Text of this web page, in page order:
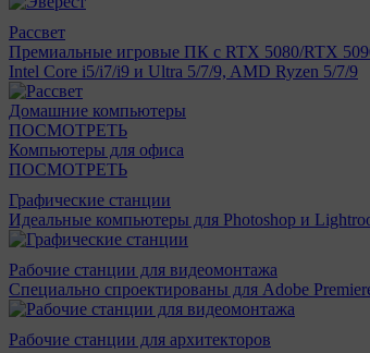
Рассвет
Премиальные игровые ПК с RTX 5080/RTX
Intel Core i5/i7/i9 и Ultra 5/7/9, AMD Ryzen 5/7/9
Домашние компьютеры
ПОСМОТРЕТЬ
Компьютеры для офиса
ПОСМОТРЕТЬ
Графические станции
Идеальные компьютеры для Photoshop и
Рабочие станции для видеомонтажа
Специально спроектированы для Adobe
Рабочие станции для архитекторов